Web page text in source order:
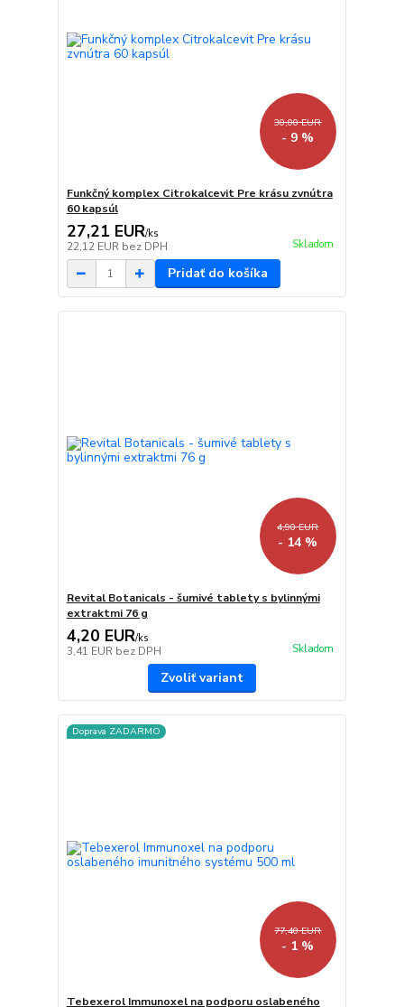
30,00 EUR
- 9 %
Funkčný komplex Citrokalcevit Pre krásu zvnútra
60 kapsúl
27,21 EUR/ks
22,12 EUR bez DPH Skladom
Pridať do košíka
4,90 EUR
- 14 %
Revital Botanicals - šumivé tablety s bylinnými
extraktmi 76 g
4,20 EUR/ks
3,41 EUR bez DPH Skladom
Zvoliť variant
Doprava ZADARMO
77,40 EUR
- 1 %
Tebexerol Immunoxel na podporu oslabeného